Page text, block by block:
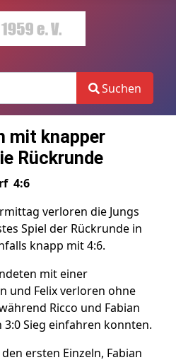
characters for results.
Suchen
mit knapper
Rückrunde
4:6
verloren die Jungs
Spiel der Rückrunde in
knapp mit 4:6.
mit einer
und Felix verloren ohne
Ricco und Fabian
Sieg einfahren konnten.
ersten Einzeln, Fabian